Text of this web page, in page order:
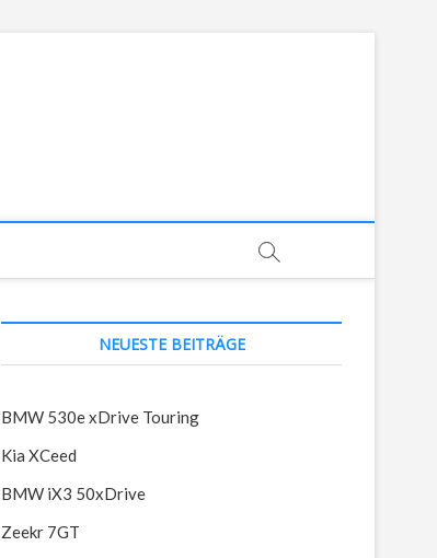
NEUESTE BEITRÄGE
BMW 530e xDrive Touring
Kia XCeed
BMW iX3 50xDrive
Zeekr 7GT